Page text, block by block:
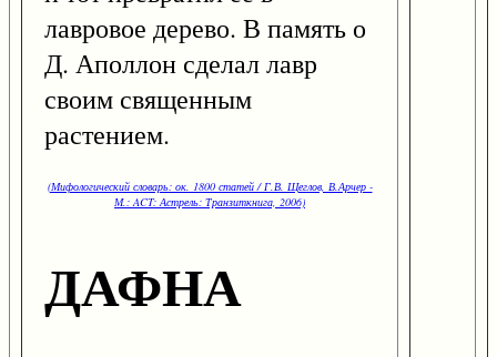
лавровое дерево. В память о
Д. Аполлон сделал лавр
своим священным
растением.
(Мифологический словарь: ок. 1800 статей / Г.В. Щеглов, В.Арчер -
М.: ACT: Астрель: Транзиткнига, 2006)
ДАФНА